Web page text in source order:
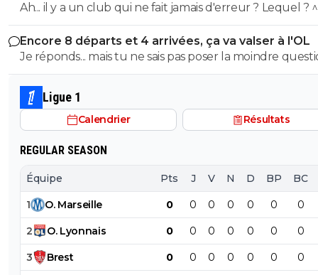
Ah... il y a un club qui ne fait jamais d'erreur ? Lequel ?
Encore 8 départs et 4 arrivées, ça va valser à l'OL
Je réponds... mais tu ne sais pas poser la moindre
Ligue 1
Calendrier Résultats
REGULAR SEASON
Équipe Pts J V N D BP BC
1 O. Marseille 0 0 0 0 0 0 0
2 O. Lyonnais 0 0 0 0 0 0 0
3 Brest 0 0 0 0 0 0 0